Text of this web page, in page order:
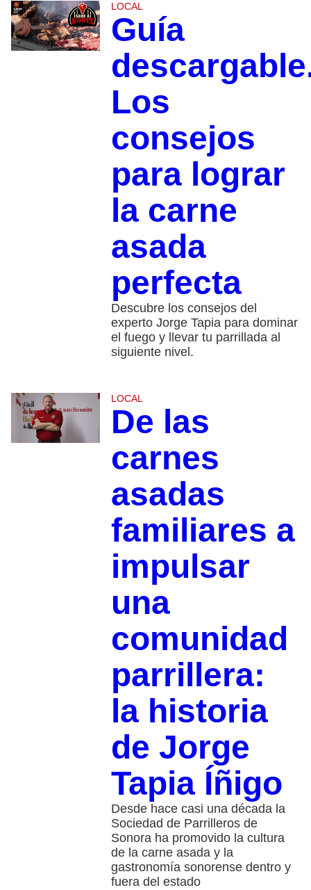
LOCAL
Guía
Los
consejos
para lograr
la carne
asada
perfecta
Descubre los consejos del
experto Jorge Tapia para dominar
el fuego y llevar tu parrillada al
siguiente nivel.
LOCAL
De las
carnes
asadas
familiares a
impulsar
una
comunidad
parrillera:
la historia
de Jorge
Tapia Íñigo
Desde hace casi una década la
Sociedad de Parrilleros de
Sonora ha promovido la cultura
de la carne asada y la
gastronomía sonorense dentro y
fuera del estado